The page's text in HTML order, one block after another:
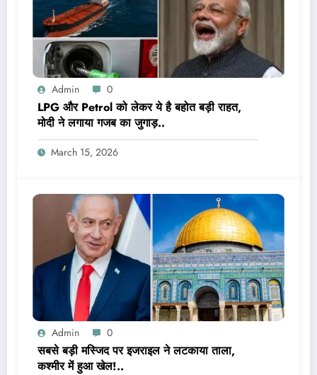
Admin 0
LPG और Petrol को लेकर ये है बहोत बड़ी राहत,
मोदी ने लगाया गजब का जुगाड़..
March 15, 2026
Admin 0
सबसे बड़ी मस्जिद पर इजराइल ने लटकाया ताला,
कश्मीर में हुआ खेल!..